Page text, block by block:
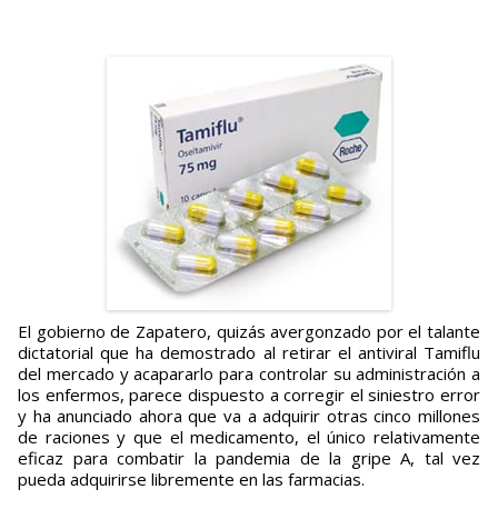
El gobierno de Zapatero, quizás avergonzado por el talante
dictatorial que ha demostrado al retirar el antiviral Tamiflu
del mercado y acapararlo para controlar su administración a
los enfermos, parece dispuesto a corregir el siniestro error
y ha anunciado ahora que va a adquirir otras cinco millones
de raciones y que el medicamento, el único relativamente
eficaz para combatir la pandemia de la gripe A, tal vez
pueda adquirirse libremente en las farmacias.